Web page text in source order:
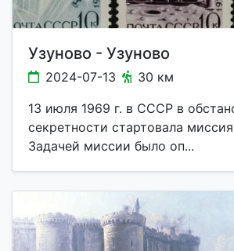
Узyново - Узуново
2024-07-13
30 км
13 июля 1969 г. в СССР в
секретности стартовала
Задачей миссии было оп...